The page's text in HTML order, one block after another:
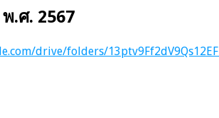
.ศ. 2567
drive/folders/